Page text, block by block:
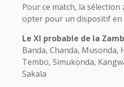
Pour ce match, la
opter pour un dispositif en
Le XI probable de la
Banda, Chanda, Musonda,
Tembo, Simukonda,
Sakala